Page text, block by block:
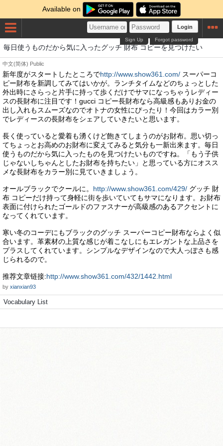
Available on
Login
Forgot password
Sign Up
毎日使うものだから気に入ったグッチ 財布 コピーを見つけたい
中文(简体) Public
新年度がスタートしたところでhttp://www.show361.com/ スーパーコ
ピー財布を新調してみてはいかが。ランチタイムなどのちょっとした
外出時にさらっと片手に持って歩くだけでサマになっちゃうレディー
スの長財布に注目です！gucci コピー長財布なら高級感もありお金の
出し入れもスムーズなのでオトナの女性にぴったり！今回はカラー別
でレディースの長財布をシェアしていきたいと思います。
長く使っていると愛着も湧くけど飽きてしまうのがお財布。思い切っ
てちょっとお高めのお財布に変えてみると気分も一新出来ます。毎日
使うものだから気に入ったものを見つけたいものですね。「もう子供
じゃないしちゃんとしたお財布を持ちたい」と思っている方にオスス
メな長財布をカラー別に見ていきましょう。
オールブラックでクールに。 http://www.show361.com/429/ グッチ 財
布 コピーだけ持って身軽に街を歩いていてもサマになります。お財布
表面に付けられたゴールドのファスナーが高級感のあるアクセントに
なってくれています。
寒い冬のコーデにもブラックのグッチ スーパーコピー財布ならよく似
合います。革素材の上質な感じが着こなしにもエレガントな上品さを
プラスしてくれています。シンプルなデザインなので大人っぽさも感
じられるので。
推荐文章链接:http://www.show361.com/432/1442.html
by xianxian93
Vocabulary List